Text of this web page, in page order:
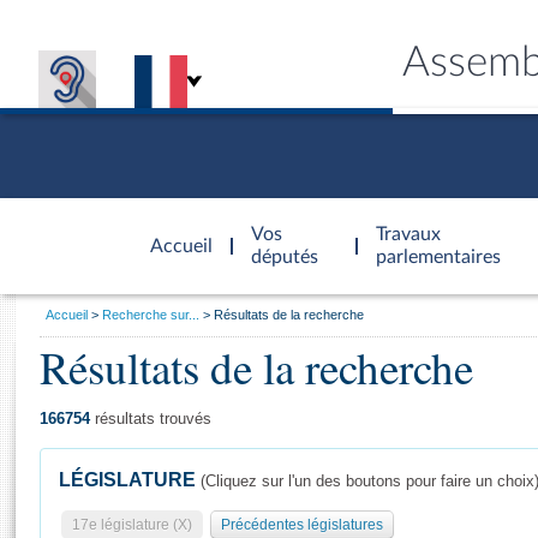
Accueil
d'accueil
Vos
députés
Travaux
parlementaires
Général
Vous
Accueil Recherche sur... Résultats de la recherche
Résultats de la recherche
166754résultats trouvés
LÉGISLATURE (Cliquez sur l'un des boutons pour faire un choix)
17e législature (X) Précédentes législatures